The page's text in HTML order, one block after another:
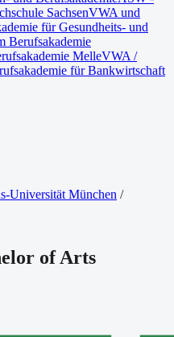
SachsenVWA und
für Gesundheits- und
Berufsakademie
MelleVWA /
für Bankwirtschaft
Universität München /
of Arts